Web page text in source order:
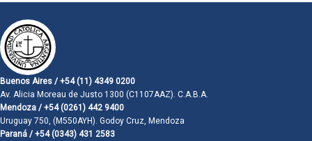
Buenos Aires / +54 (11) 4349 0200
Av. Alicia Moreau de Justo 1300 (C1107AAZ). C.A.B.A.
Mendoza / +54 (0261) 442 9400
Uruguay 750, (M550AYH). Godoy Cruz, Mendoza
Paraná / +54 (0343) 431 2583